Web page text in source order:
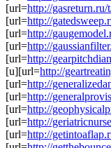
[url=http://gasreturn.ru/
[url=http://
[url=http://
[url=http://
[url=http://
[u][url=http://
[url=http://
[url=http://
[url=http://
[url=http://
[url=http://